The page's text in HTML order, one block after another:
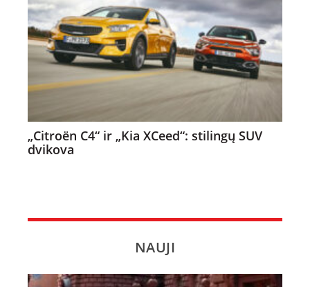
„Citroën C4“ ir „Kia XCeed“: stilingų SUV
dvikova
NAUJI